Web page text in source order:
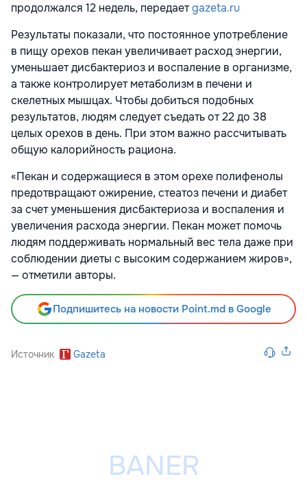
продолжался 12 недель, передаетgazeta.ru
Результаты показали, что постоянное употребление
в пищу орехов пекан увеличивает расход энергии,
уменьшает дисбактериоз и воспаление в организме,
а также контролирует метаболизм в печени и
скелетных мышцах. Чтобы добиться подобных
результатов, людям следует съедать от 22 до 38
целых орехов в день. При этом важно рассчитывать
общую калорийность рациона.
«Пекан и содержащиеся в этом орехе полифенолы
предотвращают ожирение, стеатоз печени и диабет
за счет уменьшения дисбактериоза и воспаления и
увеличения расхода энергии. Пекан может помочь
людям поддерживать нормальный вес тела даже при
соблюдении диеты с высоким содержанием жиров»,
— отметили авторы.
Подпишитесь на новости Point.md в Google
Источник Gazeta